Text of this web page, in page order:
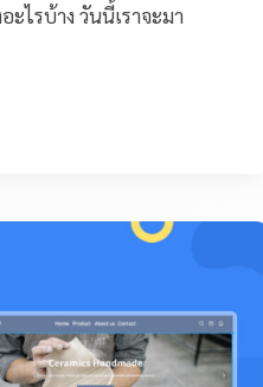
ไรบ้าง วันนี้เราจะมา